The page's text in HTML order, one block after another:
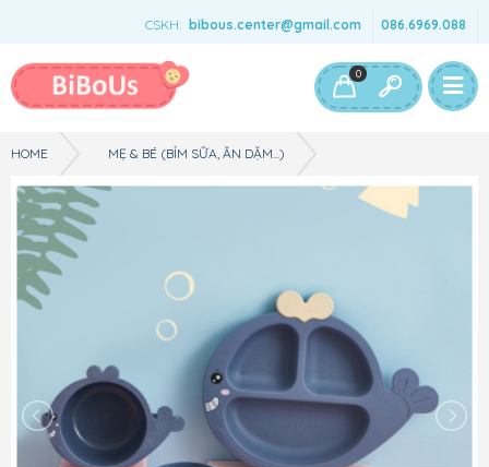
CSKH: bibous.center@gmail.com 086.6969.088
Bé Gái Bé Trai Đồ Chơi & Phụ Kiện 0
HOME MẸ & BÉ (BỈM SỮA, ĂN DẶM...)
SET ĂN DẶM 6 CHI TIẾT CHO BÉ - CÁ HEO - MÀU XANH